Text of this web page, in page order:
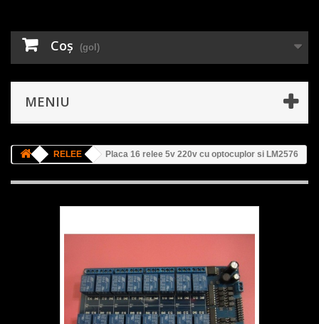
Coş (gol)
MENIU
RELEE Placa 16 relee 5v 220v cu optocuplor si LM2576